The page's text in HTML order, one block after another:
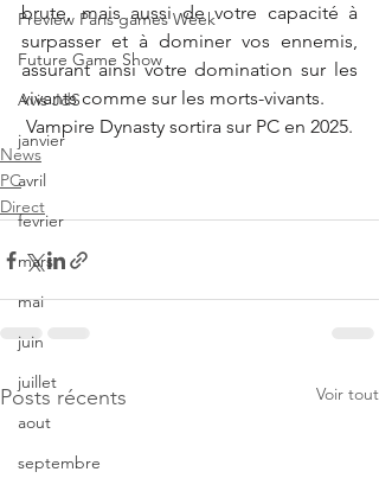
Preview Paris games Week
Future Game Show
Avis JdS
janvier
avril
fevrier
mars
mai
juin
juillet
aout
septembre
brute, mais aussi de votre capacité à
surpasser et à dominer vos ennemis,
assurant ainsi votre domination sur les
vivants comme sur les morts-vivants.
Vampire Dynasty sortira sur PC en 2025.
News
PC
Direct
Posts récents Voir tout